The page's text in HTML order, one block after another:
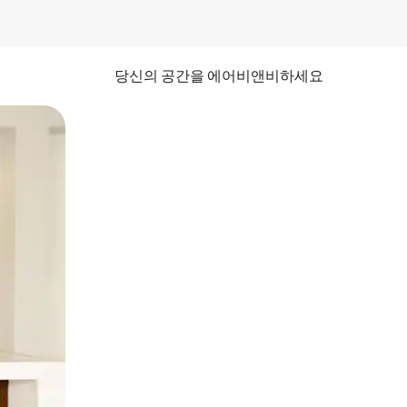
당신의 공간을 에어비앤비하세요